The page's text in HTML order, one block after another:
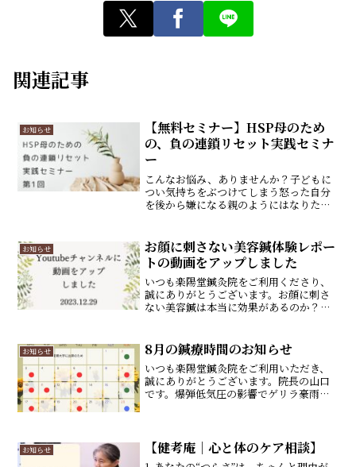
k
関連記事
お知らせ
【無料セミナー】HSP母のため
の、負の連鎖リセット実践セミナ
ー
こんなお悩み、ありませんか？子どもに
つい気持ちをぶつけてしまう怒った自分
を後から嫌になる親のようにはなりたく
子どもへと連鎖しているサインなのか
も。このセミナーでわ...
お知らせ
お顔に刺さない美容鍼体験レポー
トの動画をアップしました
いつも楽陽堂鍼灸院をご利用くださり、
誠にありがとうございます。お顔に刺さ
ない美容鍼は本当に効果があるのか？紫
た。前後半に分けてみましたので、最後
までご覧くださいね！
お知らせ 8月の鍼療時間のお知らせ
いつも楽陽堂鍼灸院をご利用いただき、
誠にありがとうございます。院長の山口
です。爆弾低気圧の影響でゲリラ豪雨だ
ます。。9～11日：経...
お知らせ 【健考庵｜心と体のケア相談】